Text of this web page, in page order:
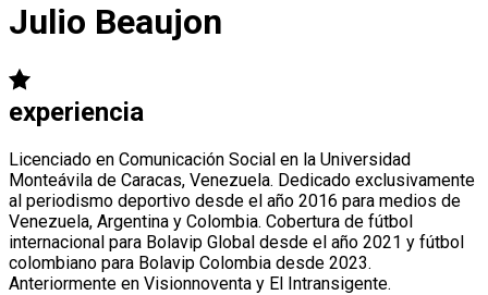
Julio Beaujon
experiencia
Licenciado en Comunicación Social en la Universidad
Monteávila de Caracas, Venezuela. Dedicado exclusivamente
al periodismo deportivo desde el año 2016 para medios de
Venezuela, Argentina y Colombia. Cobertura de fútbol
internacional para Bolavip Global desde el año 2021 y fútbol
colombiano para Bolavip Colombia desde 2023.
Anteriormente en Visionnoventa y El Intransigente.